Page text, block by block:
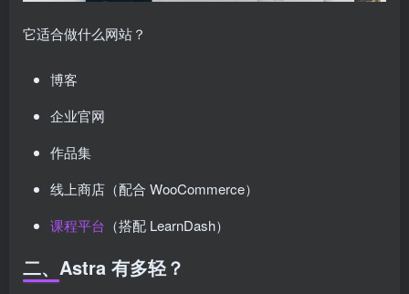
它适合做什么网站？
博客
企业官网
作品集
线上商店（配合 WooCommerce）
课程平台 （搭配 LearnDash）
二、Astra 有多轻？